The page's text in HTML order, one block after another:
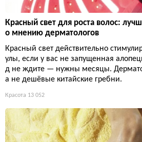
Красный свет для роста волос:
о мнению дерматологов
Красный свет действительно
улы, если у вас не запущенная
д не ждите — нужны месяцы.
а не дешёвые китайские гребни.
Красота 13 052